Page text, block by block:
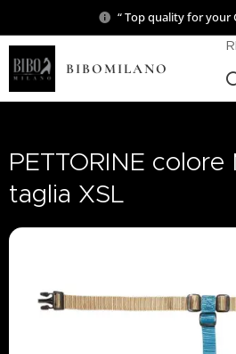
“ Top quality for your
BIBOMILANO
PETTORINE
taglia XSL